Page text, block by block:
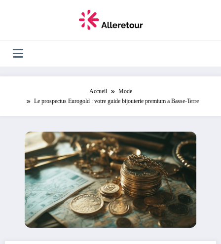
Accueil
Mode
Le prospectus Eurogold : votre guide bijouterie premium a Basse-Terre